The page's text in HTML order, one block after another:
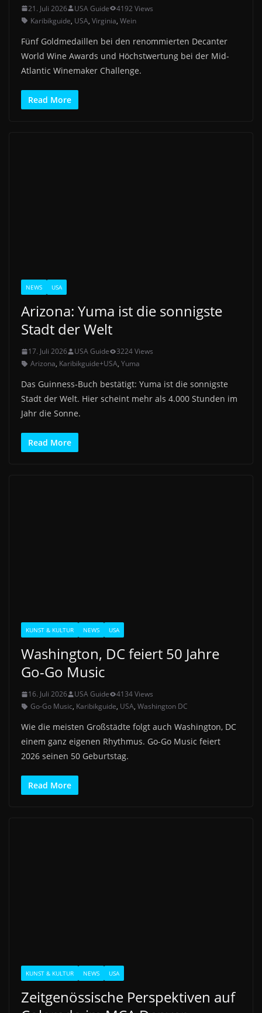
21. Juli 2026 USA Guide
4192 Views
Karibikguide, USA, Virginia, Wein
Fünf Goldmedaillen bei den renommierten Decanter
World Wine Awards und Höchstwertung bei der Mid-
Atlantic Winemaker Challenge.
Read More
NEWS USA
Arizona: Yuma ist die sonnigste
Stadt der Welt
17. Juli 2026 USA Guide
3224 Views
Arizona, Karibikguide+USA, Yuma
Das Guinness-Buch bestätigt: Yuma ist die sonnigste
Stadt der Welt. Hier scheint mehr als 4.000 Stunden im
Jahr die Sonne.
Read More
KUNST & KULTUR NEWS USA
Washington, DC feiert 50 Jahre
Go-Go Music
16. Juli 2026 USA Guide
4134 Views
Go-Go Music, Karibikguide, USA, Washington DC
Wie die meisten Großstädte folgt auch Washington, DC
einem ganz eigenen Rhythmus. Go-Go Music feiert
2026 seinen 50 Geburtstag.
Read More
KUNST & KULTUR NEWS USA
Zeitgenössische Perspektiven auf